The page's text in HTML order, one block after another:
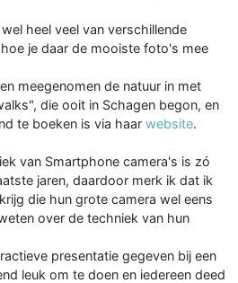
heel veel van verschillende
je daar de mooiste foto's mee
meegenomen de natuur in met
die ooit in Schagen begon, en
te boeken is via haar website.
van Smartphone camera's is zó
jaren, daardoor merk ik dat ik
die hun grote camera wel eens
over de techniek van hun
presentatie gegeven bij een
leuk om te doen en iedereen deed